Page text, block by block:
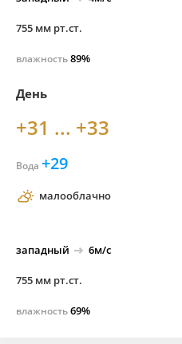
755 мм рт.ст.
влажность89%
День
+31 ... +33
Вода +29
малооблачно
западный 6м/с
755 мм рт.ст.
влажность69%